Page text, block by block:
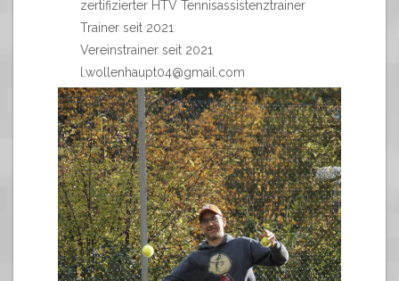
zertifizierter HTV Tennisassistenztrainer
Trainer seit 2021
Vereinstrainer seit 2021
l.wollenhaupt04@gmail.com